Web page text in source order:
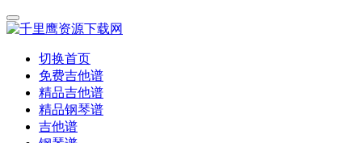
切换首页
免费吉他谱
精品吉他谱
精品钢琴谱
吉他谱